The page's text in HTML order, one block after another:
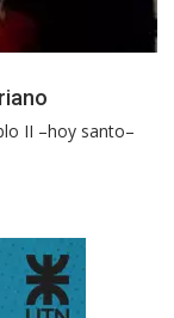
II –hoy santo–